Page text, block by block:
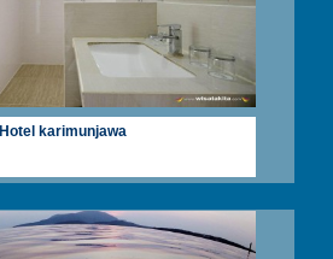
Hotel karimunjawa